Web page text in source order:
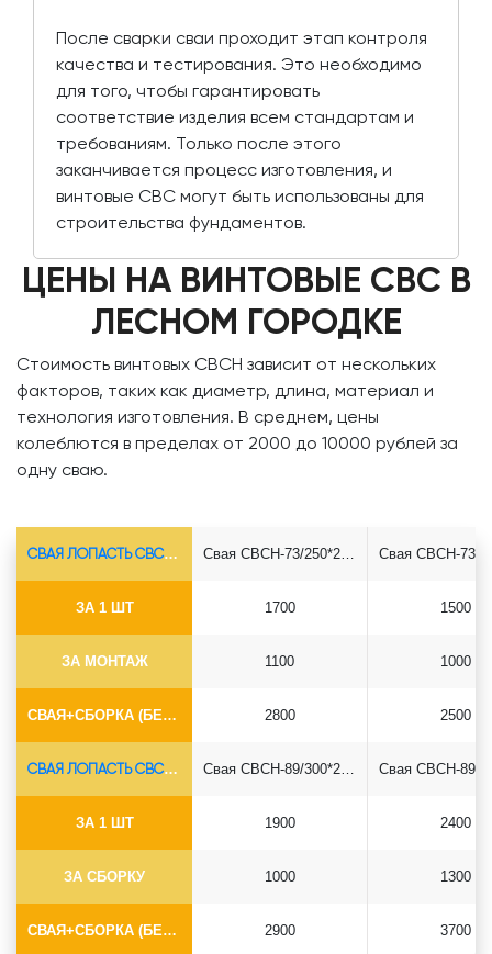
После сварки сваи проходит этап контроля
качества и тестирования. Это необходимо
для того, чтобы гарантировать
соответствие изделия всем стандартам и
требованиям. Только после этого
заканчивается процесс изготовления, и
винтовые СВС могут быть использованы для
строительства фундаментов.
ЦЕНЫ НА ВИНТОВЫЕ СВС В
ЛЕСНОМ ГОРОДКЕ
Стоимость винтовых СВСН зависит от нескольких
факторов, таких как диаметр, длина, материал и
технология изготовления. В среднем, цены
колеблются в пределах от 2000 до 10000 рублей за
одну сваю.
СВАЯ ЛОПАСТЬ СВСН-Ø73*5.5
ЗА 1 ШТ
ЗА МОНТАЖ
СВАЯ+СБОРКА (БЕЗ ОГОЛОВКА)
1700
1100
2800
1500
1000
2500
СВАЯ ЛОПАСТЬ СВСН-Ø89*6.5
ЗА 1 ШТ
ЗА СБОРКУ
СВАЯ+СБОРКА (БЕЗ ОГОЛОВКА)
1900
1000
2900
2400
1300
3700